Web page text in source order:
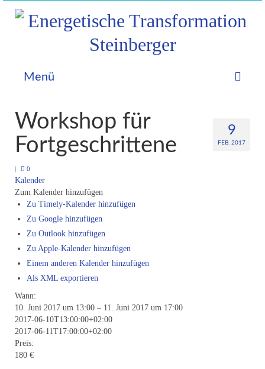
Menü
Allgemein
Prognosen
Partnerhoroskop
Videos – Aktuelles
Online-Seminare-Astrologie
Einzelsitzungen
Meditationen
Energie-Seminare
9
FEB. 2017
Workshop für
Fortgeschrittene
| 0
Kalender
Zum Kalender hinzufügen
Zu Timely-Kalender hinzufügen
Zu Google hinzufügen
Zu Outlook hinzufügen
Zu Apple-Kalender hinzufügen
Einem anderen Kalender hinzufügen
Als XML exportieren
Wann:
10. Juni 2017 um 13:00 – 11. Juni 2017 um 17:00
2017-06-10T13:00:00+02:00
2017-06-11T17:00:00+02:00
Preis:
180 €